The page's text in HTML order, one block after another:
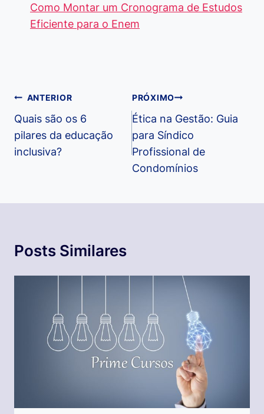
Como Montar um Cronograma de Estudos
Eficiente para o Enem
Navegação
de
Post
ANTERIOR
Quais são os 6
pilares da educação
inclusiva?
PRÓXIMO
Ética na Gestão: Guia
para Síndico
Profissional de
Condomínios
Posts Similares